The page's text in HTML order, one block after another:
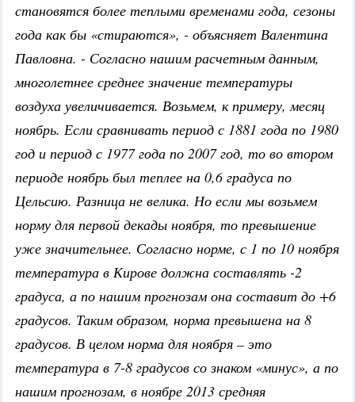
становятся более теплыми временами года, сезоны
года как бы «стираются», - объясняет Валентина
Павловна. - Согласно нашим расчетным данным,
многолетнее среднее значение температуры
воздуха увеличивается. Возьмем, к примеру, месяц
ноябрь. Если сравнивать период с 1881 года по 1980
год и период с 1977 года по 2007 год, то во втором
периоде ноябрь был теплее на 0,6 градуса по
Цельсию. Разница не велика. Но если мы возьмем
норму для первой декады ноября, то превышение
уже значительнее. Согласно норме, с 1 по 10 ноября
температура в Кирове должна составлять -2
градуса, а по нашим прогнозам она составит до +6
градусов. Таким образом, норма превышена на 8
градусов. В целом норма для ноября – это
температура в 7-8 градусов со знаком «минус», а по
нашим прогнозам, в ноябре 2013 средняя